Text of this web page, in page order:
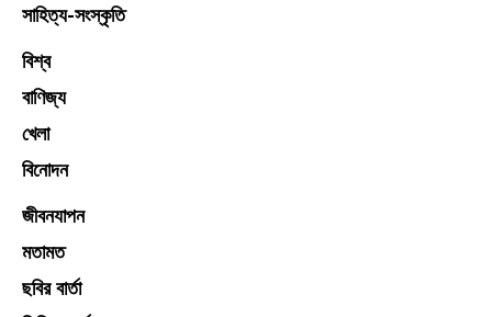
সাহিত্য-সংস্কৃতি
বিশ্ব
বাণিজ্য
খেলা
বিনোদন
জীবনযাপন
মতামত
ছবির বার্তা